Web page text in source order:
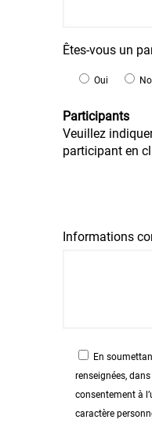
Êtes-vous un
Oui
Participants
Veuillez
participant en
Informations
En
renseignées,
consentement à
caractère